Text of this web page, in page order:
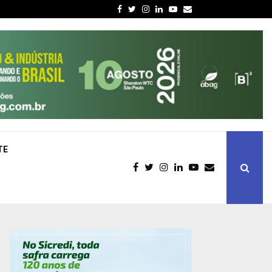
Facebook
Twitter
Instagram
LinkedinYoutube
Email